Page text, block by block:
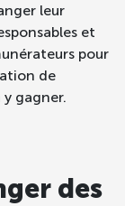
leur
et
pour
de
gagner.
des